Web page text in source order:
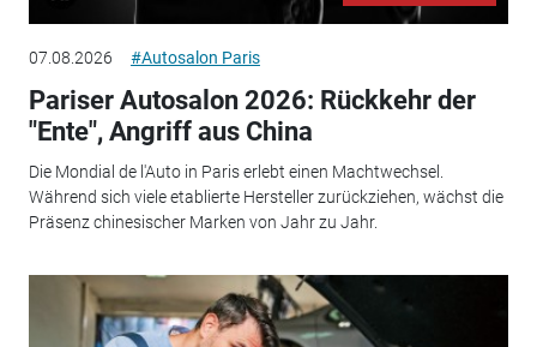
07.08.2026 #Autosalon Paris
Pariser Autosalon 2026: Rückkehr der
"Ente", Angriff aus China
Die Mondial de l'Auto in Paris erlebt einen Machtwechsel.
Während sich viele etablierte Hersteller zurückziehen, wächst die
Präsenz chinesischer Marken von Jahr zu Jahr.